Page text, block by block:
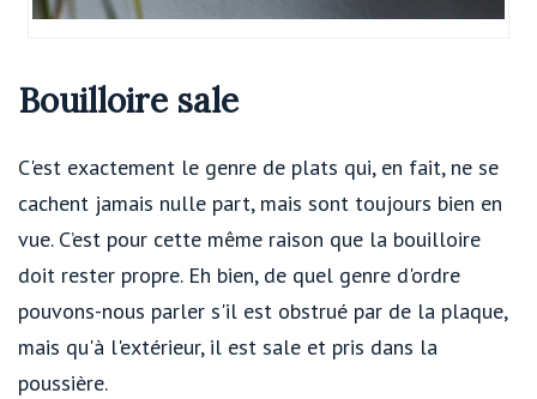
Bouilloire sale
C'est exactement le genre de plats qui, en fait, ne se
cachent jamais nulle part, mais sont toujours bien en
vue. C’est pour cette même raison que la bouilloire
doit rester propre. Eh bien, de quel genre d'ordre
pouvons-nous parler s'il est obstrué par de la plaque,
mais qu'à l'extérieur, il est sale et pris dans la
poussière.